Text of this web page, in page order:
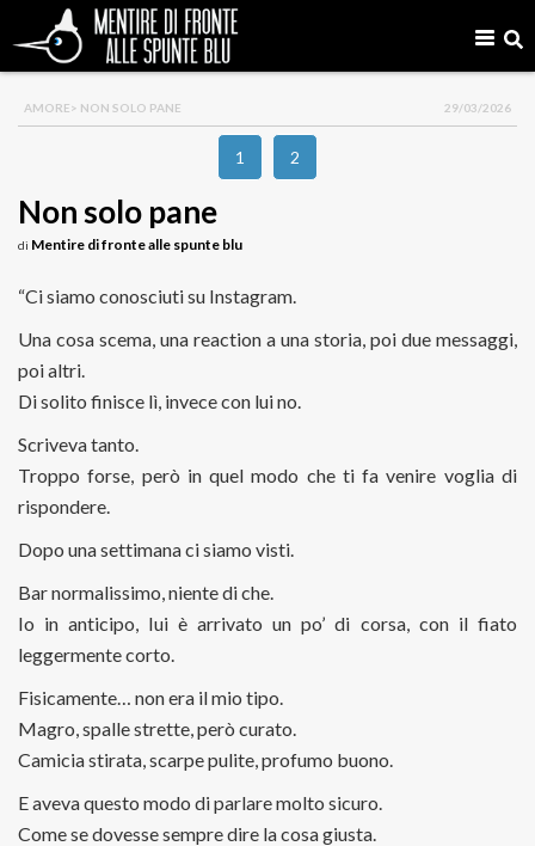
AMORE> NON SOLO PANE 29/03/2026
1 2
Non solo pane
di Mentire di fronte alle spunte blu
“Ci siamo conosciuti su Instagram.
Una cosa scema, una reaction a una storia, poi due messaggi,
poi altri.
Di solito finisce lì, invece con lui no.
Scriveva tanto.
Troppo forse, però in quel modo che ti fa venire voglia di
rispondere.
Dopo una settimana ci siamo visti.
Bar normalissimo, niente di che.
Io in anticipo, lui è arrivato un po’ di corsa, con il fiato
leggermente corto.
Fisicamente… non era il mio tipo.
Magro, spalle strette, però curato.
Camicia stirata, scarpe pulite, profumo buono.
E aveva questo modo di parlare molto sicuro.
Come se dovesse sempre dire la cosa giusta.